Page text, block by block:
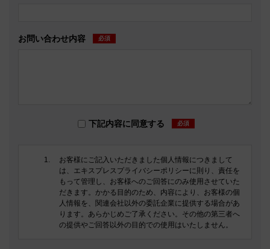
お問い合わせ内容 必須
下記内容に同意する 必須
お客様にご記入いただきました個人情報につきまして
は、エキスプレスプライバシーポリシーに則り、責任を
もって管理し、お客様へのご回答にのみ使用させていた
だきます。かかる目的のため、内容により、お客様の個
人情報を、関連会社以外の委託企業に提供する場合があ
ります。あらかじめご了承ください。その他の第三者へ
の提供やご回答以外の目的での使用はいたしません。